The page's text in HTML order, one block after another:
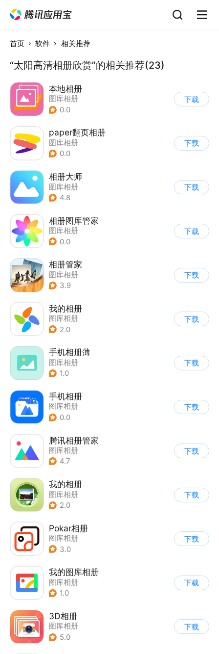
首页 软件 相关推荐
“太阳高清相册欣赏”的相关推荐(23)
本地相册
图库相册
0.0
下载
paper翻页相册
图库相册
0.0
下载
相册大师
图库相册
4.8
下载
相册图库管家
图库相册
0.0
下载
相册管家
图库相册
3.9
下载
我的相册
图库相册
2.0
下载
手机相册薄
图库相册
1.0
下载
手机相册
图库相册
0.0
下载
腾讯相册管家
图库相册
4.7
下载
我的相册
图库相册
2.0
下载
Pokar相册
图库相册
3.0
下载
我的图库相册
图库相册
1.0
下载
3D相册
图库相册
5.0
下载